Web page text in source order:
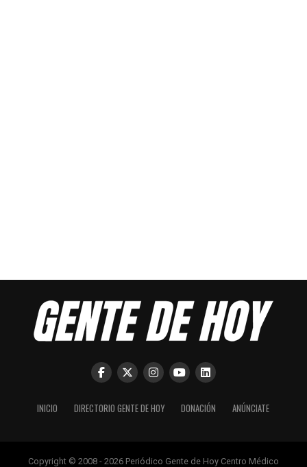
INICIO DIRECTORIO GENTE DE HOY DONACIÓN ANÚNCIATE
Copyright © 2008 - 2026 Periódico Gente de Hoy Centro Médico